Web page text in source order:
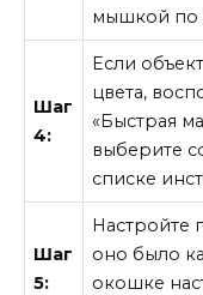
мышкой по
Шаг
4:
Если
цвета,
«Быстрая
выберите
списке
Шаг
5:
Настройте
оно было
окошке